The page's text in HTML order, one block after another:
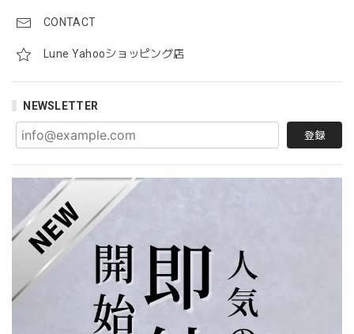
CONTACT
Lune Yahooショッピング店
NEWSLETTER
登録